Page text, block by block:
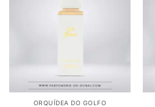
ORQUÍDEA DO GOLFO